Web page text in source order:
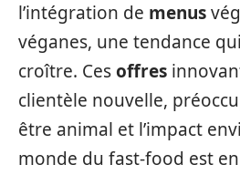
l’intégration de menus
véganes, une tendance
croître. Cesoffres
clientèle nouvelle,
être animal et l’impact
monde du fast-food est